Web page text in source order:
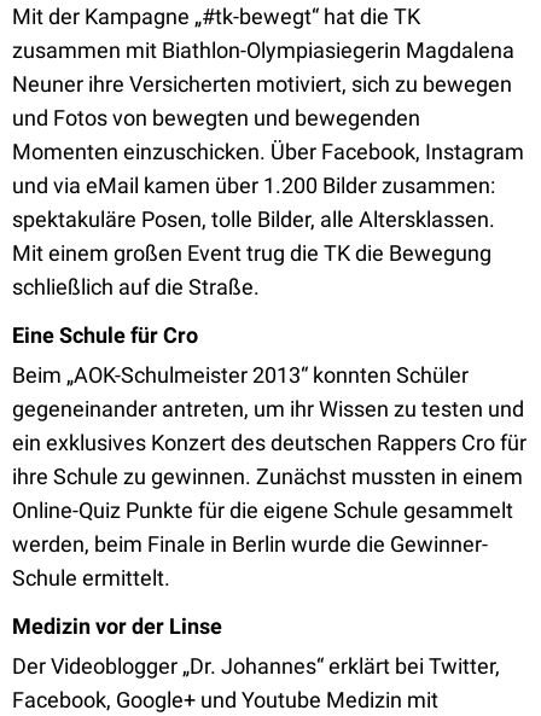
Mit der Kampagne „#tk-bewegt“ hat die TK
zusammen mit Biathlon-Olympiasiegerin Magdalena
Neuner ihre Versicherten motiviert, sich zu bewegen
und Fotos von bewegten und bewegenden
Momenten einzuschicken. Über Facebook, Instagram
und via eMail kamen über 1.200 Bilder zusammen:
spektakuläre Posen, tolle Bilder, alle Altersklassen.
Mit einem großen Event trug die TK die Bewegung
schließlich auf die Straße.
Eine Schule für Cro
Beim „AOK-Schulmeister 2013“ konnten Schüler
gegeneinander antreten, um ihr Wissen zu testen und
ein exklusives Konzert des deutschen Rappers Cro für
ihre Schule zu gewinnen. Zunächst mussten in einem
Online-Quiz Punkte für die eigene Schule gesammelt
werden, beim Finale in Berlin wurde die Gewinner-
Schule ermittelt.
Medizin vor der Linse
Der Videoblogger „Dr. Johannes“ erklärt bei Twitter,
Facebook, Google+ und Youtube Medizin mit